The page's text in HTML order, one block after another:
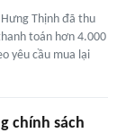
Thịnh đã thu
toán hơn 4.000
yêu cầu mua lại
chính sách